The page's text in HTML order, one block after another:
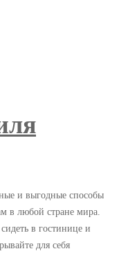
и выгодные способы
в любой стране мира.
в гостинице и
для себя